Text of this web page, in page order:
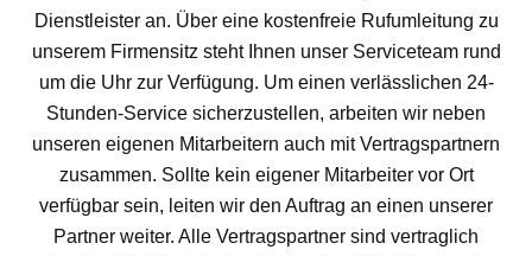
Dienstleister an. Über eine kostenfreie Rufumleitung zu
unserem Firmensitz steht Ihnen unser Serviceteam rund
um die Uhr zur Verfügung. Um einen verlässlichen 24-
Stunden-Service sicherzustellen, arbeiten wir neben
unseren eigenen Mitarbeitern auch mit Vertragspartnern
zusammen. Sollte kein eigener Mitarbeiter vor Ort
verfügbar sein, leiten wir den Auftrag an einen unserer
Partner weiter. Alle Vertragspartner sind vertraglich